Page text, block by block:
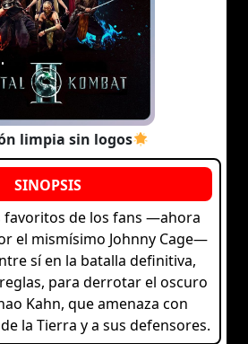
limpia sin logos
favoritos de los fans —ahora
el mismísimo Johnny Cage—
sí en la batalla definitiva,
para derrotar el oscuro
Kahn, que amenaza con
la Tierra y a sus defensores.